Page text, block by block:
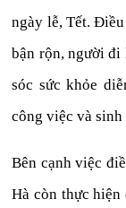
ngày lễ, Tết.
bận rộn, người đi
sóc sức khỏe
công việc và sinh
Bên cạnh việc
Hà còn thực